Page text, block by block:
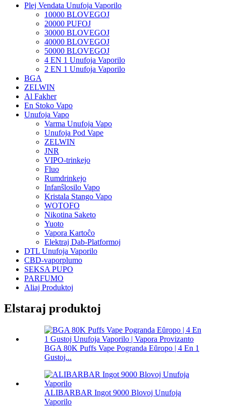
Plej Vendata Unufoja Vaporilo
10000 BLOVEGOJ
20000 PUFOJ
30000 BLOVEGOJ
40000 BLOVEGOJ
50000 BLOVEGOJ
4 EN 1 Unufoja Vaporilo
2 EN 1 Unufoja Vaporilo
BGA
ZELWIN
Al Fakher
En Stoko Vapo
Unufoja Vapo
Varma Unufoja Vapo
Unufoja Pod Vape
ZELWIN
JNR
VIPO-trinkejo
Fluo
Rumdrinkejo
Infanŝlosilo Vapo
Kristala Stango Vapo
WOTOFO
Nikotina Saketo
Yuoto
Vapora Kartoĉo
Elektraj Dab-Platformoj
DTL Unufoja Vaporilo
CBD-vaporplumo
SEKSA PUPO
PARFUMO
Aliaj Produktoj
Elstaraj produktoj
BGA 80K Puffs Vape Pogranda Eŭropo | 4 En 1
Gustoj...
ALIBARBAR Ingot 9000 Blovoj Unufoja
Vaporilo